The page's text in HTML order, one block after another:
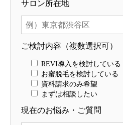
サロン所在地
ご検討内容（複数選択可）
REVI導入を検討している
お蜜脱毛を検討している
資料請求のみ希望
まずは相談したい
現在のお悩み・ご質問